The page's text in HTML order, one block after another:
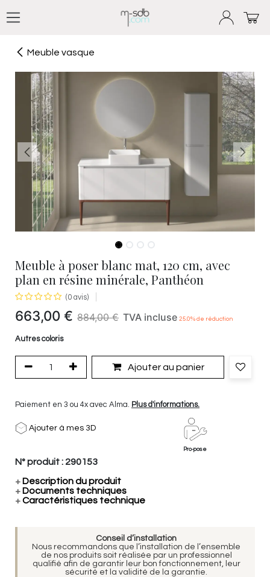
Meuble vasque
Meuble à poser blanc mat, 120 cm, avec
plan en résine minérale, Panthéon
(0 avis)
663,00 € 884,00€ TVA incluse 25.0% de réduction
Autres coloris
Ajouter au panier
Paiement en 3 ou 4x avec Alma. Plus d'informations.
Ajouter à mes 3D
Pro-pose
N° produit : 290153
+ Description du produit
+ Documents techniques
+Caractéristiques technique
Conseil d’installation
Nous recommandons que l’installation de l’ensemble
de nos produits soit réalisée par un professionnel
qualifié afin de garantir leur bon fonctionnement, leur
sécurité et la validité de la garantie.